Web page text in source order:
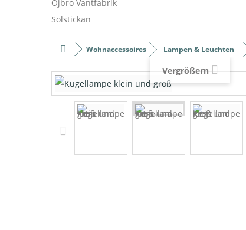
Öjbro Vantfabrik
Solstickan
Wohnaccessoires Lampen & Leuchten
Vergrößern